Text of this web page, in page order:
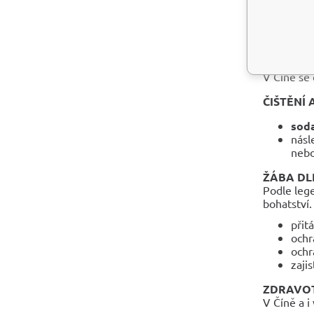
V Číně
ČIŠTĚNÍ
ŽÁBA
Podle
bohatství.
V Číně a i